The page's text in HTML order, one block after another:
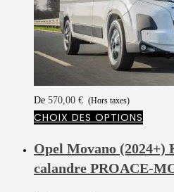
De 570,00 € (Hors taxes)
CHOIX DES OPTIONS
Opel Movano (2024+)
calandre PROACE-